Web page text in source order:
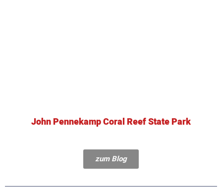
John Pennekamp Coral Reef State Park
zum Blog